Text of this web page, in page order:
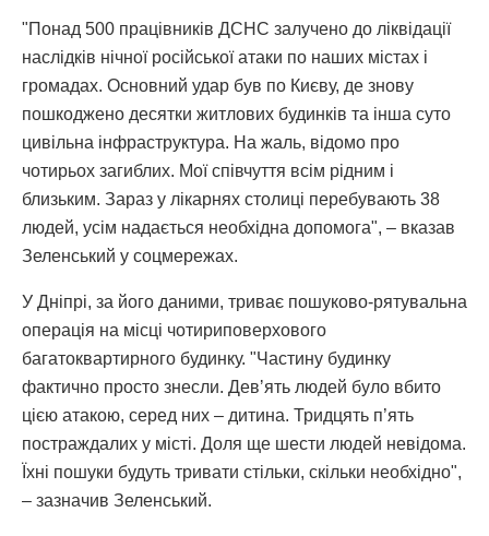
"Понад 500 працівників ДСНС залучено до ліквідації
наслідків нічної російської атаки по наших містах і
громадах. Основний удар був по Києву, де знову
пошкоджено десятки житлових будинків та інша суто
цивільна інфраструктура. На жаль, відомо про
чотирьох загиблих. Мої співчуття всім рідним і
близьким. Зараз у лікарнях столиці перебувають 38
людей, усім надається необхідна допомога", – вказав
Зеленський у соцмережах.
У Дніпрі, за його даними, триває пошуково-рятувальна
операція на місці чотириповерхового
багатоквартирного будинку. "Частину будинку
фактично просто знесли. Девʼять людей було вбито
цією атакою, серед них – дитина. Тридцять п’ять
постраждалих у місті. Доля ще шести людей невідома.
Їхні пошуки будуть тривати стільки, скільки необхідно",
– зазначив Зеленський.